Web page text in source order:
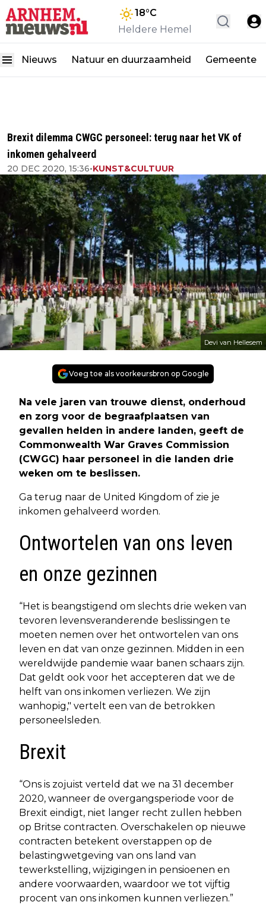
18°C
Heldere Hemel
Nieuws Natuur en duurzaamheid Gemeente
Brexit dilemma CWGC personeel: terug naar het VK of
inkomen gehalveerd
20 DEC 2020, 15:36•KUNST&CULTUUR
Devi van Hellesem
Voeg toe als voorkeursbron op Google
Na vele jaren van trouwe dienst, onderhoud
en zorg voor de begraafplaatsen van
gevallen helden in andere landen, geeft de
Commonwealth War Graves Commission
(CWGC) haar personeel in die landen drie
weken om te beslissen.
Ga terug naar de United Kingdom of zie je
inkomen gehalveerd worden.
Ontwortelen van ons leven
en onze gezinnen
“Het is beangstigend om slechts drie weken van
tevoren levensveranderende beslissingen te
moeten nemen over het ontwortelen van ons
leven en dat van onze gezinnen. Midden in een
wereldwijde pandemie waar banen schaars zijn.
Dat geldt ook voor het accepteren dat we de
helft van ons inkomen verliezen. We zijn
wanhopig," vertelt een van de betrokken
personeelsleden.
Brexit
“Ons is zojuist verteld dat we na 31 december
2020, wanneer de overgangsperiode voor de
Brexit eindigt, niet langer recht zullen hebben
op Britse contracten. Overschakelen op nieuwe
contracten betekent overstappen op de
belastingwetgeving van ons land van
tewerkstelling, wijzigingen in pensioenen en
andere voorwaarden, waardoor we tot vijftig
procent van ons inkomen kunnen verliezen.”